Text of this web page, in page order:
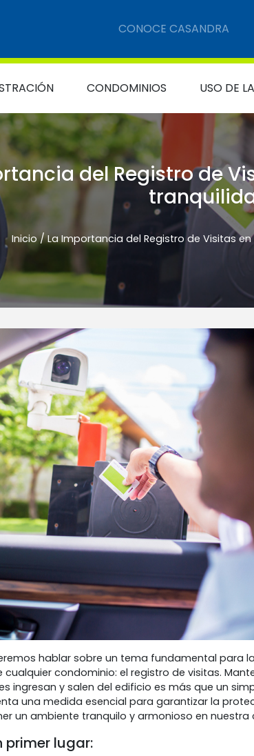
CONOCE CASANDRA
CONDOMINIOS USO DE
del Registro de
Inicio/La Importancia del Registro de Visitas
hablar sobre un tema fundamental para
condominio: el registro de visitas.
ingresan y salen del edificio es más que un
una medida esencial para garantizar la
un ambiente tranquilo y armonioso en nuestra
primer lugar: